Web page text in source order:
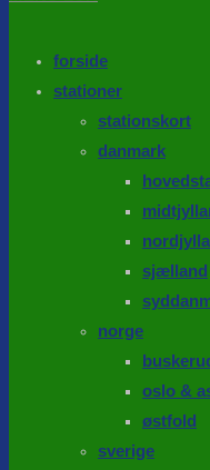
forside
stationer
stationskort
danmark
sjælland
norge
oslo &
østfold
sverige